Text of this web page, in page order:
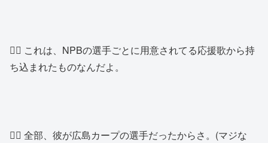
👱‍♂️ これは、NPBの選手ごとに用意されてる応援歌から持
ち込まれたものなんだよ。
👱‍♂️ 全部、彼が広島カープの選手だったからさ。(マジな